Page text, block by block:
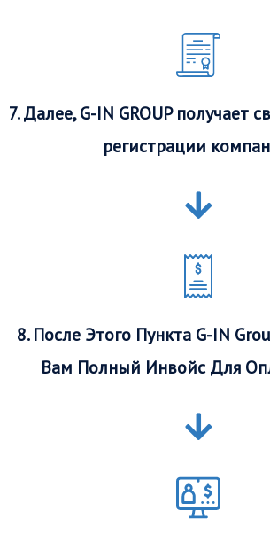
7. Далее, G-IN GROUP получает
регистрации
8. После Этого Пункта G-IN
Вам Полный Инвойс Для